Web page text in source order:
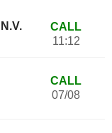
CALL
11:12
CALL
07/08